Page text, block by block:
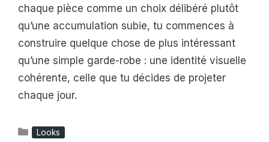
chaque pièce comme un choix délibéré plutôt
qu’une accumulation subie, tu commences à
construire quelque chose de plus intéressant
qu’une simple garde-robe : une identité visuelle
cohérente, celle que tu décides de projeter
chaque jour.
Catégories
Looks